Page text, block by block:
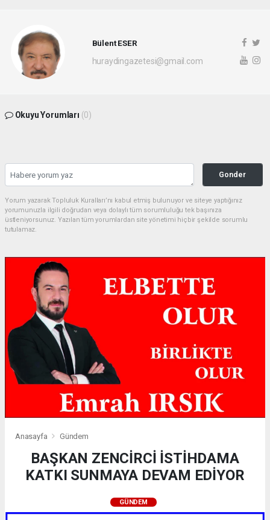
Bülent ESER
huraydingazetesi@gmail.com
Okuyu Yorumları (0)
Gonder
Yorum yazarak Topluluk Kuralları’nı kabul etmiş bulunuyor ve siteye yaptığınız
yorumunuzla ilgili doğrudan veya dolaylı tüm sorumluluğu tek başınıza
üstleniyorsunuz. Yazılan tüm yorumlardan site yönetimi hiçbir şekilde sorumlu
tutulamaz.
Anasayfa Gündem
BAŞKAN ZENCİRCİ İSTİHDAMA
KATKI SUNMAYA DEVAM EDİYOR
GÜNDEM